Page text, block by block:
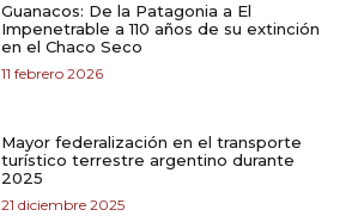
Guanacos: De la Patagonia a El
Impenetrable a 110 años de su extinción
en el Chaco Seco
11 febrero 2026
Mayor federalización en el transporte
turístico terrestre argentino durante
2025
21 diciembre 2025